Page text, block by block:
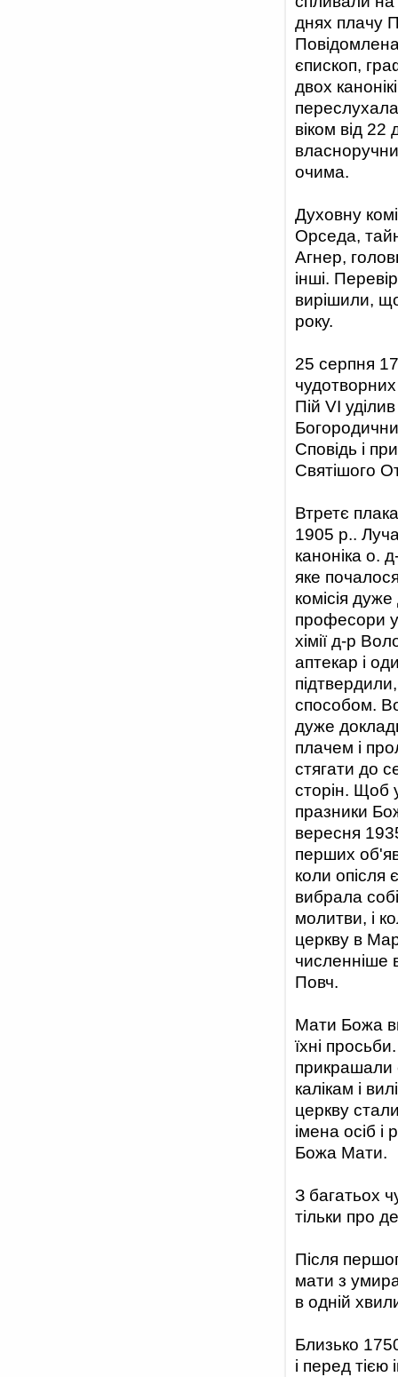
днях плачу
єпископ,
двох
переслухала
віком від 22
очима.
Духовну
Орседа,
Агнер,
інші.
вирішили,
року.
25 серпня
Пій VI
Сповідь і
Святішого
Втретє
1905 р..
каноніка о.
яке
комісія
професори
хімії д-р
аптекар і
способом.
дуже
плачем і
стягати до
сторін. Щоб
празники
вересня
перших
коли
вибрала
молитви, і
церкву в
численніше
Повч.
Мати Божа
їхні
прикрашали
калікам і
церкву
імена осіб і
Божа Мати.
З багатьох
тільки про
Після
мати з
в одній
Близько
і перед